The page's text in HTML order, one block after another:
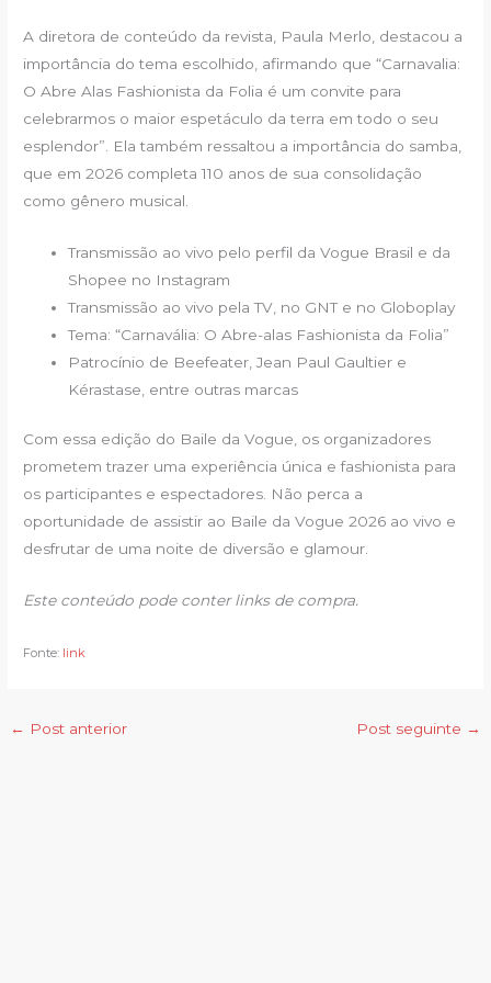
A diretora de conteúdo da revista, Paula Merlo, destacou a
importância do tema escolhido, afirmando que “Carnavalia:
O Abre Alas Fashionista da Folia é um convite para
celebrarmos o maior espetáculo da terra em todo o seu
esplendor”. Ela também ressaltou a importância do samba,
que em 2026 completa 110 anos de sua consolidação
como gênero musical.
Transmissão ao vivo pelo perfil da Vogue Brasil e da
Shopee no Instagram
Transmissão ao vivo pela TV, no GNT e no Globoplay
Tema: “Carnavália: O Abre-alas Fashionista da Folia”
Patrocínio de Beefeater, Jean Paul Gaultier e
Kérastase, entre outras marcas
Com essa edição do Baile da Vogue, os organizadores
prometem trazer uma experiência única e fashionista para
os participantes e espectadores. Não perca a
oportunidade de assistir ao Baile da Vogue 2026 ao vivo e
desfrutar de uma noite de diversão e glamour.
Este conteúdo pode conter links de compra.
Fonte: link
← Post anterior Post seguinte →